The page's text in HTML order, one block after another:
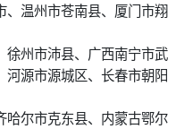
、温州市苍南县、厦门市翔
徐州市沛县、广西南宁市武
河源市源城区、长春市朝阳
哈尔市克东县、内蒙古鄂尔